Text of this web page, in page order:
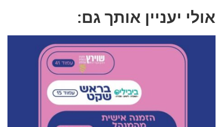
אולי יעניין אותך גם: